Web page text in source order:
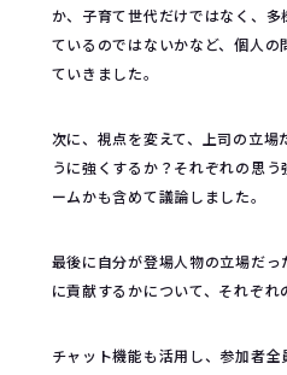
か、子育て世代だけではなく、
ているのではないかなど、個人
ていきました。
次に、視点を変えて、上司の立
うに強くするか？それぞれの思
ームかも含めて議論しました。
最後に自分が登場人物の立場だ
に貢献するかについて、それぞれ
チャット機能も活用し、参加者